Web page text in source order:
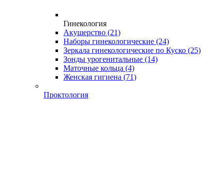
Гинекология
Акушерство (21)
Наборы гинекологические (24)
Зеркала гинекологические по Куско (25)
Зонды урогенитальные (14)
Маточные кольца (4)
Женская гигиена (71)
Проктология